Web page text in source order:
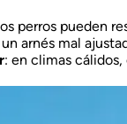
perros pueden
un arnés mal
: en climas